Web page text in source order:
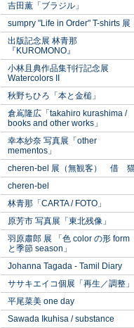
吉田薫「ブラジル」
sumpry "Life in Order" T-shirts 展
出版記念展 林青那
『KUROMONO』
小林且典作品集刊行記念展
Watercolors II
秋野ちひろ「本と金槌」
倉嶌隆広「takahiro kurashima /
books and other works」
幸本紗奈 写真展「other
mementos」
cheren-bel 展（無観客） 借
cheren-bel
林青那「CARTA / FOTO」
原芳市 写真展「東北残像」
羽原肅郎 展 「色 color の形 form
と季節 season」
Johanna Tagada - Tamil Diary
ササキエイコ個展「再生／調整」
平尾菜美 one day
Sawada Ikuhisa / substance